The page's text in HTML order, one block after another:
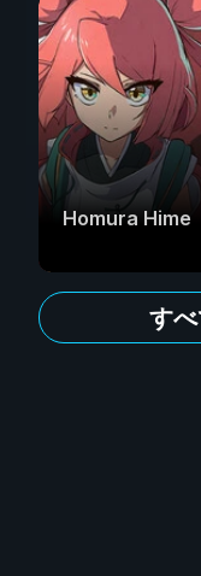
Homura Hime
す